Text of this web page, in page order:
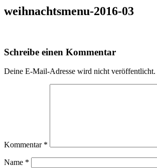
weihnachtsmenu-2016-03
Schreibe einen Kommentar
Deine E-Mail-Adresse wird nicht veröffentlicht.
Kommentar *
Name *